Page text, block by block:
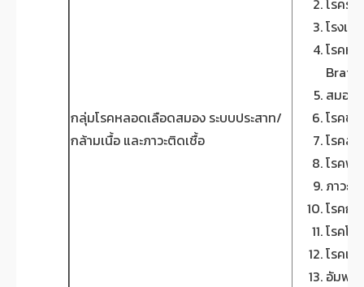
กลุ่มโรคหลอดเลือดสมอง ระบบประสาท/
กล้ามเนื้อ และภาวะติดเชื้อ
โรงเ
โรคห
Brain
สมอง
โรคข
โรคส
โรคพ
ภาวะ
โรคก
โรคโ
โรคเ
อัมพา